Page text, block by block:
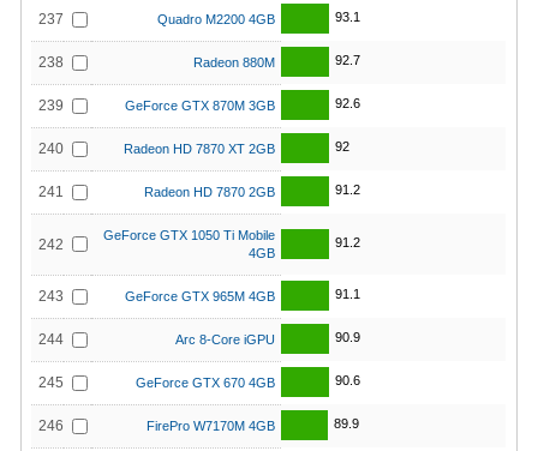
237 Quadro M2200 4GB 93.1
238 Radeon 880M 92.7
239 GeForce GTX 870M 3GB 92.6
240 Radeon HD 7870 XT 2GB 92
241 Radeon HD 7870 2GB 91.2
242
GeForce GTX 1050 Ti Mobile
4GB
91.2
243 GeForce GTX 965M 4GB 91.1
244 Arc 8-Core iGPU 90.9
245 GeForce GTX 670 4GB 90.6
246 FirePro W7170M 4GB 89.9